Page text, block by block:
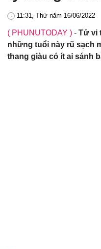
11:31, Thứ năm 16/06/2022
( PHUNUTODAY ) - Tử vi
những tuổi này rũ sạch
thang giàu có ít ai sánh